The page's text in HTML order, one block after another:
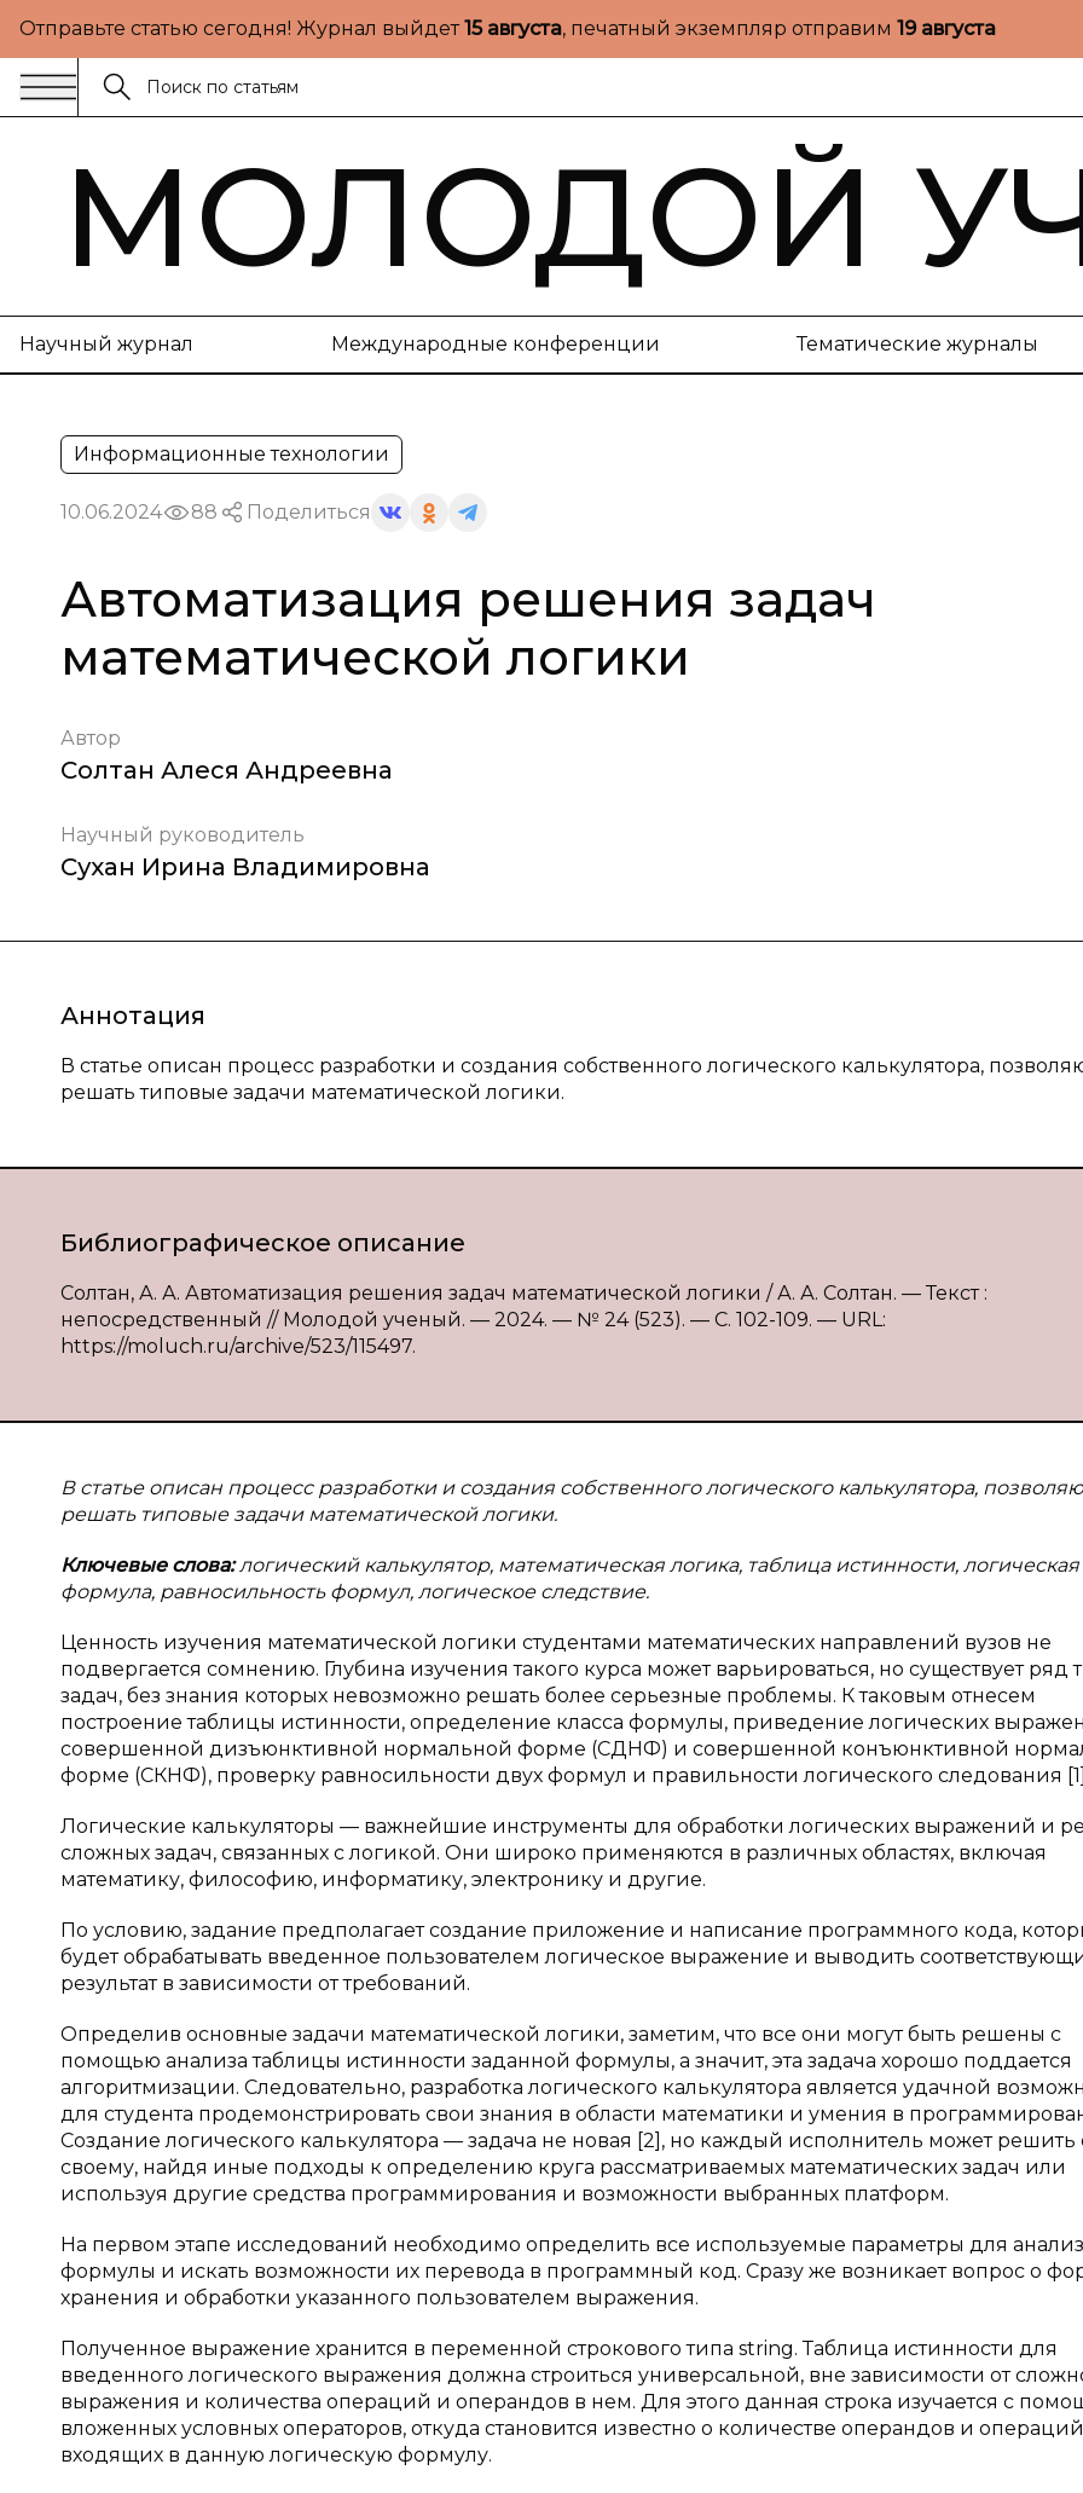
Отправьте статью сегодня! Журнал выйдет15 августа, печатный экземпляр отправим 19 августа
МОЛОДОЙ
Научный журнал Международные конференции Тематические журналы
Информационные технологии
10.06.2024 88 Поделиться
Автоматизация решения задач
математической логики
Автор
Солтан Алеся Андреевна
Научный руководитель
Сухан Ирина Владимировна
Аннотация
В статье описан процесс разработки и создания собственного логического калькулятора,
решать типовые задачи математической логики.
Библиографическое описание
Солтан, А. А. Автоматизация решения задач математической логики / А. А. Солтан. — Текст :
непосредственный // Молодой ученый. — 2024. — № 24 (523). — С. 102-109. — URL:
https://moluch.ru/archive/523/115497.
В статье описан процесс разработки и создания собственного логического калькулятора,
решать типовые задачи математической логики.
Ключевые слова:логический калькулятор, математическая логика, таблица истинности, логическая
формула, равносильность формул, логическое следствие.
Ценность изучения математической логики студентами математических направлений вузов не
подвергается сомнению. Глубина изучения такого курса может варьироваться, но существует ряд
задач, без знания которых невозможно решать более серьезные проблемы. К таковым отнесем
построение таблицы истинности, определение класса формулы, приведение логических
совершенной дизъюнктивной нормальной форме (СДНФ) и совершенной конъюнктивной
форме (СКНФ), проверку равносильности двух формул и правильности логического следования
Логические калькуляторы — важнейшие инструменты для обработки логических выражений и
сложных задач, связанных с логикой. Они широко применяются в различных областях, включая
математику, философию, информатику, электронику и другие.
По условию, задание предполагает создание приложение и написание программного кода,
будет обрабатывать введенное пользователем логическое выражение и выводить
результат в зависимости от требований.
Определив основные задачи математической логики, заметим, что все они могут быть решены с
помощью анализа таблицы истинности заданной формулы, а значит, эта задача хорошо поддается
алгоритмизации. Следовательно, разработка логического калькулятора является удачной
для студента продемонстрировать свои знания в области математики и умения в
Создание логического калькулятора — задача не новая [2], но каждый исполнитель может решить
своему, найдя иные подходы к определению круга рассматриваемых математических задач или
используя другие средства программирования и возможности выбранных платформ.
На первом этапе исследований необходимо определить все используемые параметры для
формулы и искать возможности их перевода в программный код. Сразу же возникает вопрос о
хранения и обработки указанного пользователем выражения.
Полученное выражение хранится в переменной строкового типа string. Таблица истинности для
введенного логического выражения должна строиться универсальной, вне зависимости от
выражения и количества операций и операндов в нем. Для этого данная строка изучается с
вложенных условных операторов, откуда становится известно о количестве операндов и
входящих в данную логическую формулу.